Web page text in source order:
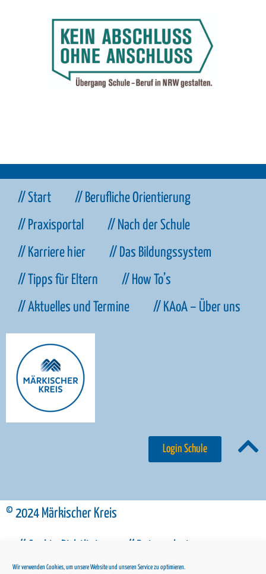
Wir verwenden Cookies, um unsere Website und unseren Service zu optimieren.
// Start
// Berufliche Orientierung
// Praxisportal
// Nach der Schule
// Karriere hier
// Das Bildungssystem
// Tipps für Eltern
// How To’s
// Aktuelles und Termine
// KAoA – Über uns
Login Schule
© 2024 Märkischer Kreis